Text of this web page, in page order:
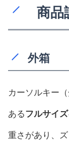
商品
外箱
カーソルキー
あるフルサイ
重さがあり、ズ